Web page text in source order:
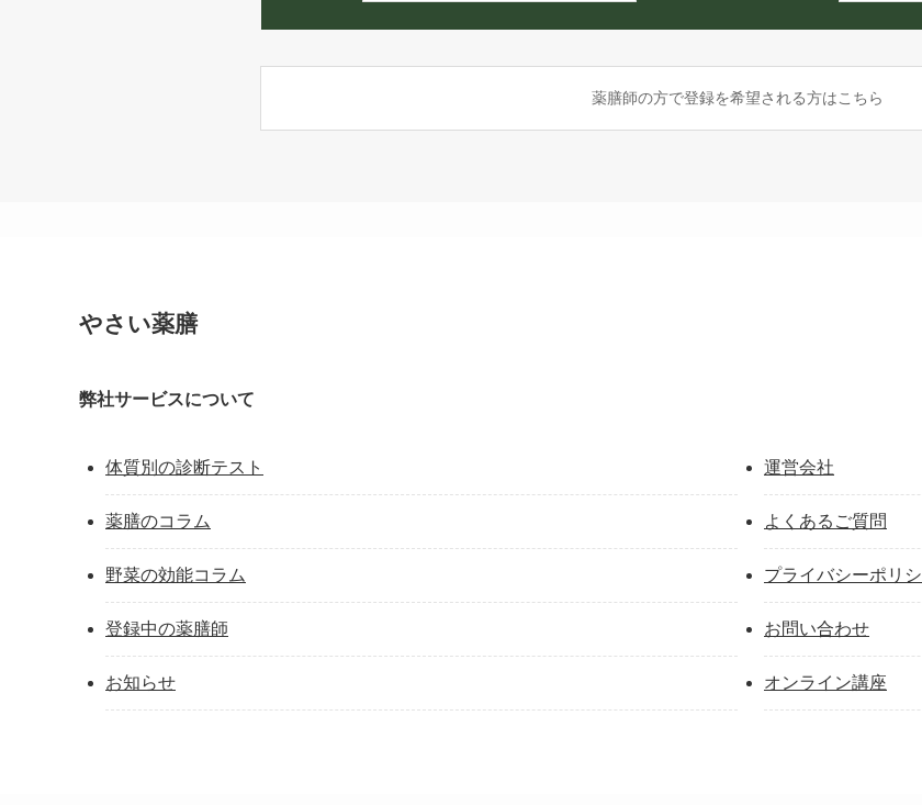
薬膳師の方で登録を希望される方はこちら
やさい薬膳
弊社サービスについて
体質別の診断テスト
薬膳のコラム
野菜の効能コラム
登録中の薬膳師
お知らせ
運営会社
よくあるご質問
プライバシーポリ
お問い合わせ
オンライン講座